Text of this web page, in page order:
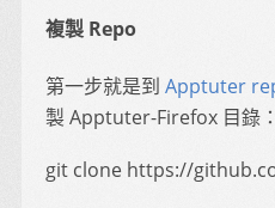
複製 Repo
第一步就是到 Apptuter
製 Apptuter-Firefox 目錄：
git clone https://